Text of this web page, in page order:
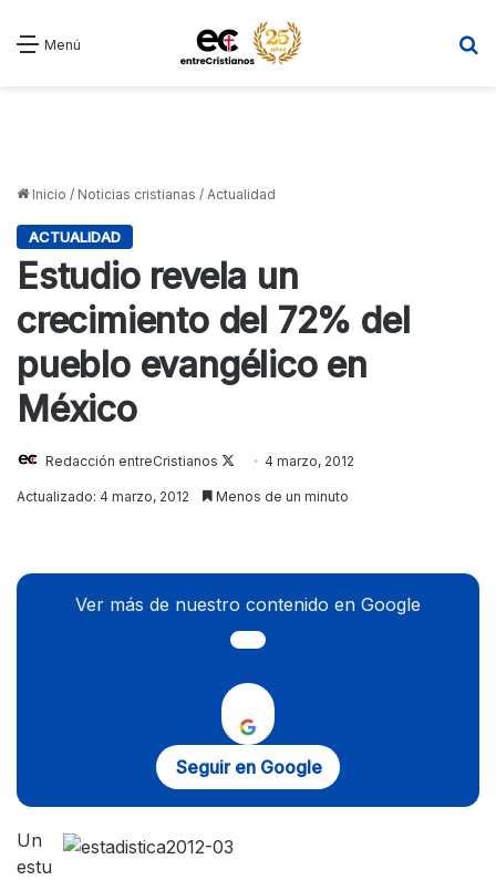
Menú
Inicio / Noticias cristianas / Actualidad
ACTUALIDAD
Estudio revela un
crecimiento del 72% del
pueblo evangélico en
México
Redacción entreCristianos
Follow4 marzo, 2012
Actualizado: 4 marzo, 2012 Menos de un minuto
Ver más de nuestro contenido en Google
Seguir en Google
Un
estu